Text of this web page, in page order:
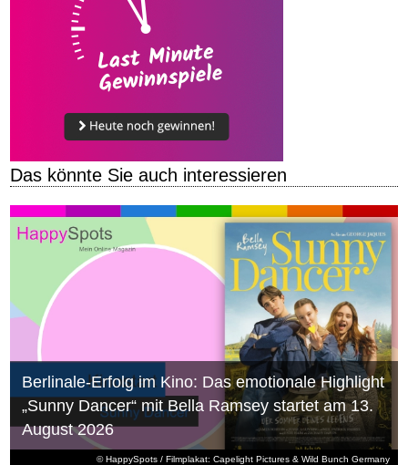
Das könnte Sie auch interessieren
© HappySpots / Filmplakat: Capelight Pictures & Wild Bunch Germany
Berlinale-Erfolg im Kino: Das emotionale Highlight
„Sunny Dancer“ mit Bella Ramsey startet am 13.
August 2026